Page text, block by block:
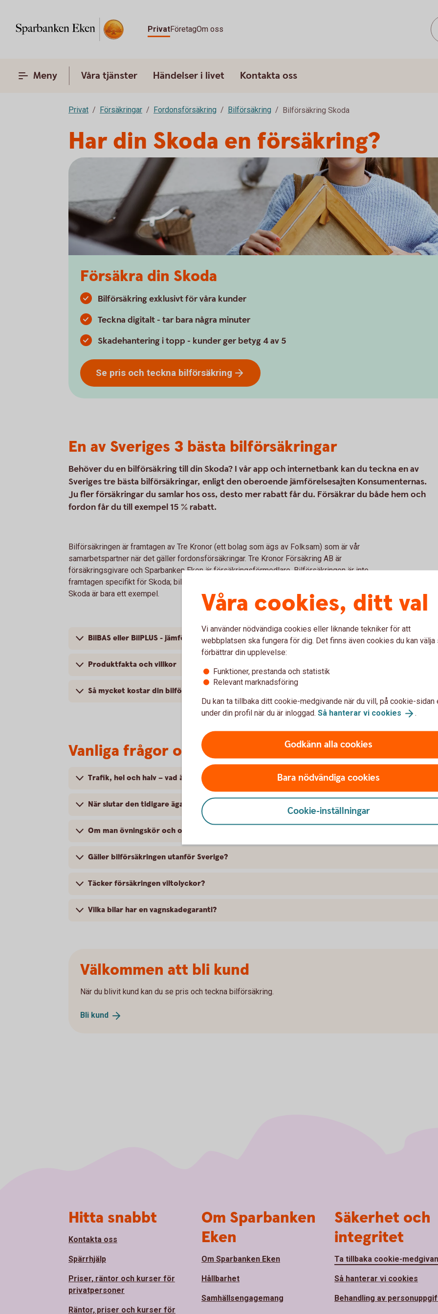
PrivatFöretagOm oss
Meny Våra tjänster Händelser i livet Kontakta oss
Privat Försäkringar Fordonsförsäkring Bilförsäkring Bilförsäkring Skoda
Har din Skoda en försäkring?
Försäkra din Skoda
Bilförsäkring exklusivt för våra kunder
Teckna digitalt - tar bara några minuter
Skadehantering i topp - kunder ger betyg 4 av 5
Se pris och teckna bilförsäkring
En av Sveriges 3 bästa bilförsäkringar
Behöver du en bilförsäkring till din Skoda? I vår app och internetbank kan du teckna en av
Sveriges tre bästa bilförsäkringar, enligt den oberoende jämförelsesajten Konsumenternas.
Ju fler försäkringar du samlar hos oss, desto mer rabatt får du. Försäkrar du både hem och
fordon får du till exempel 15 % rabatt.
Bilförsäkringen är framtagen av Tre Kronor (ett bolag som ägs av Folksam) som är vår
samarbetspartner när det gäller fordonsförsäkringar. Tre Kronor Försäkring AB är
försäkringsgivare och Sparbanken Eken är försäkringsförmedlare. Bilförsäkringen är inte
framtagen specifikt för Skoda; bilförsäkringen vi erbjuder kan tecknas för alla bilmärken,
Skoda är bara ett exempel.
BilBAS eller BilPLUS - jämför innehåll
Produktfakta och villkor
Så mycket kostar din bilförsäkring
Vanliga frågor om att försäkra Skoda
Trafik, hel och halv – vad är det för skillnad på försäkringarna?
När slutar den tidigare ägarens försäkring att gälla?
Om man övningskör och olyckan är framme, täcker bilförsäkringen då?
Gäller bilförsäkringen utanför Sverige?
Täcker försäkringen viltolyckor?
Vilka bilar har en vagnskadegaranti?
Välkommen att bli kund
När du blivit kund kan du se pris och teckna bilförsäkring.
Bli kund
Våra cookies, ditt val
Vi använder nödvändiga cookies eller liknande tekniker för att
webbplatsen ska fungera för dig. Det finns även cookies du kan välja
förbättrar din upplevelse:
Funktioner, prestanda och statistik
Relevant marknadsföring
Du kan ta tillbaka ditt cookie-medgivande när du vill, på cookie-sidan
under din profil när du är inloggad. Så hanterar vi cookies .
Godkänn alla cookies
Bara nödvändiga cookies
Cookie-inställningar
Hitta snabbt
Kontakta oss
Spärrhjälp
Priser, räntor och kurser för
privatpersoner
Räntor, priser och kurser för
Om Sparbanken
Eken
Om Sparbanken Eken
Hållbarhet
Samhällsengagemang
Säkerhet och
integritet
Ta tillbaka cookie-
Så hanterar vi cookies
Behandling av